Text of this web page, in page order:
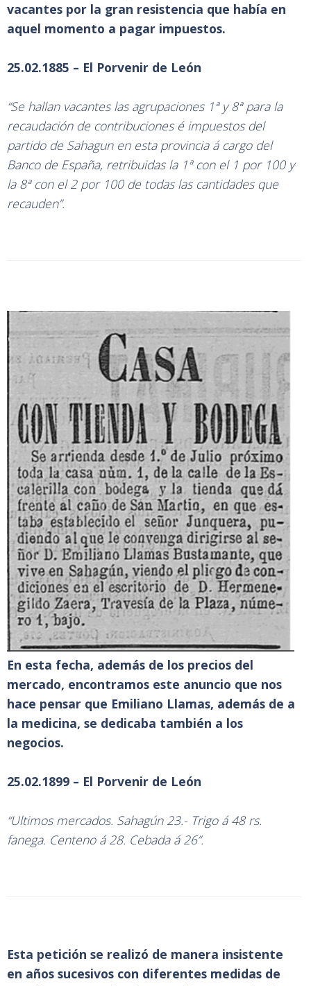
vacantes por la gran resistencia que había en
aquel momento a pagar impuestos.
25.02.1885 – El Porvenir de León
“Se hallan vacantes las agrupaciones 1ª y 8ª para la
recaudación de contribuciones é impuestos del
partido de Sahagun en esta provincia á cargo del
Banco de España, retribuidas la 1ª con el 1 por 100 y
la 8ª con el 2 por 100 de todas las cantidades que
recauden”.
En esta fecha, además de los precios del
mercado, encontramos este anuncio que nos
hace pensar que Emiliano Llamas, además de a
la medicina, se dedicaba también a los
negocios.
25.02.1899 – El Porvenir de León
“Ultimos mercados. Sahagún 23.- Trigo á 48 rs.
fanega. Centeno á 28. Cebada á 26”.
Esta petición se realizó de manera insistente
en años sucesivos con diferentes medidas de